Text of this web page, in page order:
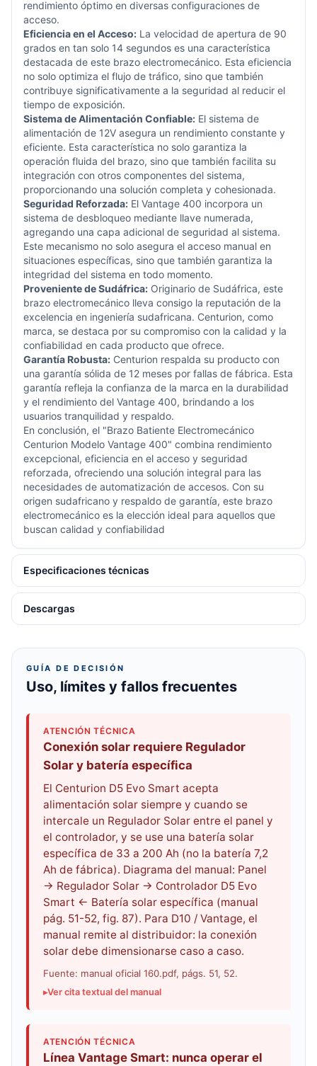
rendimiento óptimo en diversas configuraciones de
acceso.
Eficiencia en el Acceso: La velocidad de apertura de 90
grados en tan solo 14 segundos es una característica
destacada de este brazo electromecánico. Esta eficiencia
no solo optimiza el flujo de tráfico, sino que también
contribuye significativamente a la seguridad al reducir el
tiempo de exposición.
Sistema de Alimentación Confiable: El sistema de
alimentación de 12V asegura un rendimiento constante y
eficiente. Esta característica no solo garantiza la
operación fluida del brazo, sino que también facilita su
integración con otros componentes del sistema,
proporcionando una solución completa y cohesionada.
Seguridad Reforzada: El Vantage 400 incorpora un
sistema de desbloqueo mediante llave numerada,
agregando una capa adicional de seguridad al sistema.
Este mecanismo no solo asegura el acceso manual en
situaciones específicas, sino que también garantiza la
integridad del sistema en todo momento.
Proveniente de Sudáfrica: Originario de Sudáfrica, este
brazo electromecánico lleva consigo la reputación de la
excelencia en ingeniería sudafricana. Centurion, como
marca, se destaca por su compromiso con la calidad y la
confiabilidad en cada producto que ofrece.
Garantía Robusta: Centurion respalda su producto con
una garantía sólida de 12 meses por fallas de fábrica. Esta
garantía refleja la confianza de la marca en la durabilidad
y el rendimiento del Vantage 400, brindando a los
usuarios tranquilidad y respaldo.
En conclusión, el "Brazo Batiente Electromecánico
Centurion Modelo Vantage 400" combina rendimiento
excepcional, eficiencia en el acceso y seguridad
reforzada, ofreciendo una solución integral para las
necesidades de automatización de accesos. Con su
origen sudafricano y respaldo de garantía, este brazo
electromecánico es la elección ideal para aquellos que
buscan calidad y confiabilidad
Especificaciones técnicas
Descargas
GUÍA DE DECISIÓN
Uso, límites y fallos frecuentes
ATENCIÓN TÉCNICA
Conexión solar requiere Regulador
Solar y batería específica
El Centurion D5 Evo Smart acepta
alimentación solar siempre y cuando se
intercale un Regulador Solar entre el panel y
el controlador, y se use una batería solar
específica de 33 a 200 Ah (no la batería 7,2
Ah de fábrica). Diagrama del manual: Panel
→ Regulador Solar → Controlador D5 Evo
Smart ← Batería solar específica (manual
pág. 51-52, fig. 87). Para D10 / Vantage, el
manual remite al distribuidor: la conexión
solar debe dimensionarse caso a caso.
Fuente: manual oficial 160.pdf, págs. 51, 52.
Ver cita textual del manual
ATENCIÓN TÉCNICA
Línea Vantage Smart: nunca operar el